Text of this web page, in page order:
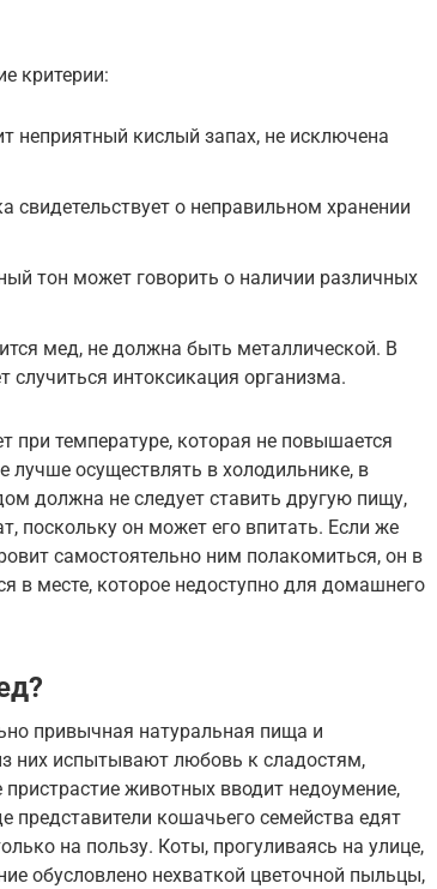
критерии:
неприятный кислый запах, не исключена
свидетельствует о неправильном хранении
тон может говорить о наличии различных
мед, не должна быть металлической. В
интоксикация организма.
при температуре, которая не повышается
лучше осуществлять в холодильнике, в
должна не следует ставить другую пищу,
поскольку он может его впитать. Если же
самостоятельно ним полакомиться, он в
в месте, которое недоступно для домашнего
привычная натуральная пища и
них испытывают любовь к сладостям,
животных вводит недоумение,
представители кошачьего семейства едят
на пользу. Коты, прогуливаясь на улице,
обусловлено нехваткой цветочной пыльцы,